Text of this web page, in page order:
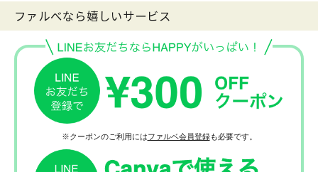
ファルべなら嬉しいサービス
※クーポンのご利用にはファルベ会員登録も必要です。